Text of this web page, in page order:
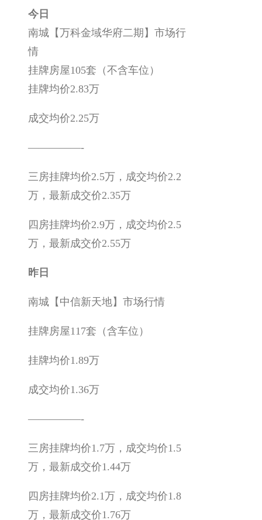
今日
南城【万科金域华府二期】市场行
情
挂牌房屋105套（不含车位）
挂牌均价2.83万
成交均价2.25万
—————-
三房挂牌均价2.5万，成交均价2.2
万，最新成交价2.35万
四房挂牌均价2.9万，成交均价2.5
万，最新成交价2.55万
昨日
南城【中信新天地】市场行情
挂牌房屋117套（含车位）
挂牌均价1.89万
成交均价1.36万
—————-
三房挂牌均价1.7万，成交均价1.5
万，最新成交价1.44万
四房挂牌均价2.1万，成交均价1.8
万，最新成交价1.76万